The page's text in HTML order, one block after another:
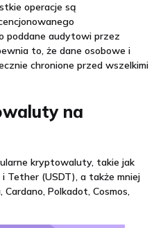
operacje są
poddane audytowi przez
to, że dane osobowe i
chronione przed wszelkimi
na
kryptowaluty, takie jak
Tether (USDT), a także mniej
Polkadot, Cosmos,